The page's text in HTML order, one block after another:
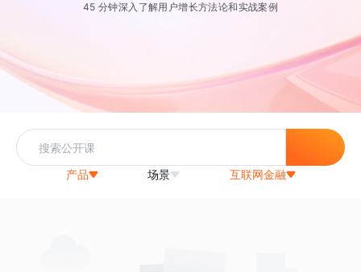
45 分钟深入了解用户增长方法论和实战案例
产品 场景 互联网金融